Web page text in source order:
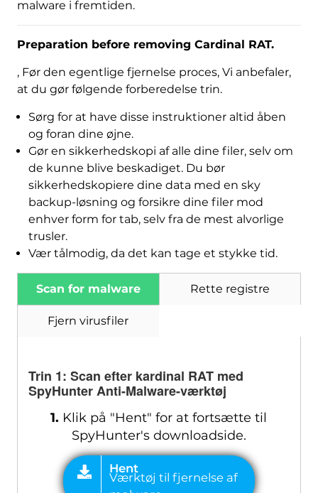
malware i fremtiden.
Preparation before removing Cardinal RAT.
, Før den egentlige fjernelse proces, Vi anbefaler,
at du gør følgende forberedelse trin.
Sørg for at have disse instruktioner altid åben
og foran dine øjne.
Gør en sikkerhedskopi af alle dine filer, selv om
de kunne blive beskadiget. Du bør
sikkerhedskopiere dine data med en sky
backup-løsning og forsikre dine filer mod
enhver form for tab, selv fra de mest alvorlige
trusler.
Vær tålmodig, da det kan tage et stykke tid.
Scan for malware Rette registre
Fjern virusfiler
Trin 1: Scan efter kardinal RAT med
SpyHunter Anti-Malware-værktøj
1. Klik på "Hent" for at fortsætte til
SpyHunter's downloadside.